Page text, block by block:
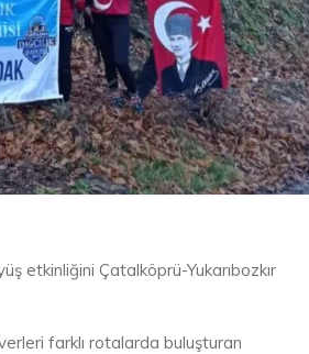
etkinliğini Çatalköprü-Yukarıbozkır
farklı rotalarda buluşturan